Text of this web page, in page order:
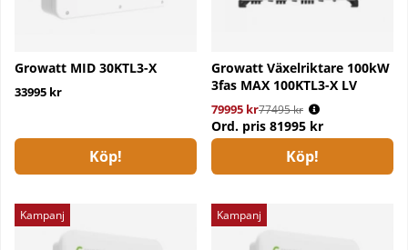
Growatt MID 30KTL3-X
33995 kr
Köp!
Growatt Växelriktare 100kW
3fas MAX 100KTL3-X LV
79995 kr
Ordinarie pris:
77495 kr
Ord. pris 81995 kr
Köp!
Kampanj Kampanj